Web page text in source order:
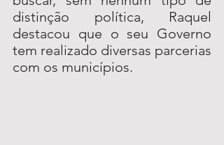
distinção política, Raquel
destacou que o seu Governo
tem realizado diversas parcerias
com os municípios.